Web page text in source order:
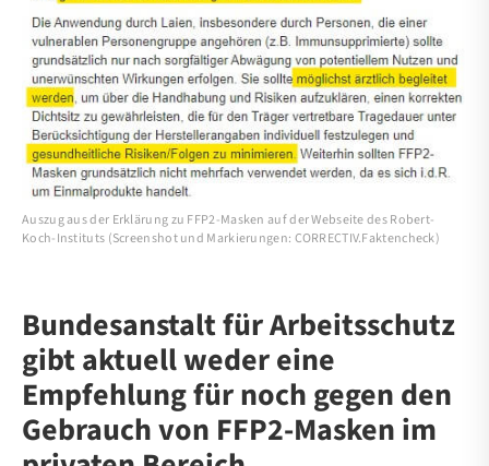
Auszug aus der Erklärung zu FFP2-Masken auf der Webseite des Robert-
Koch-Instituts (Screenshot und Markierungen: CORRECTIV.Faktencheck)
Bundesanstalt für Arbeitsschutz
gibt aktuell weder eine
Empfehlung für noch gegen den
Gebrauch von FFP2-Masken im